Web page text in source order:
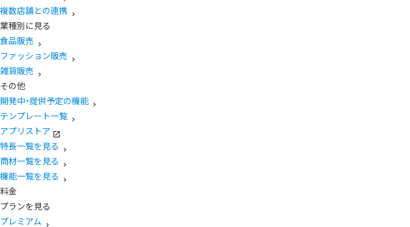
複数店舗との連携
業種別に見る
食品販売
ファッション販売
雑貨販売
その他
開発中・提供予定の機能
テンプレート一覧
アプリストア
特長一覧を見る
商材一覧を見る
機能一覧を見る
料金
プランを見る
プレミアム